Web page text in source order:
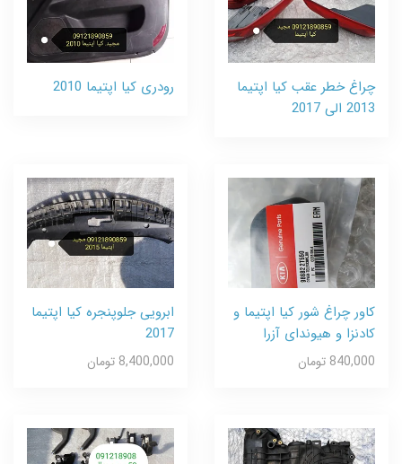
چراغ خطر عقب کیا اپتیما
2013 الی 2017
رودری کیا اپتیما 2010
کاور چراغ شور کیا اپتیما و
کادنزا و هیوندای آزرا
840,000 تومان
ابرویی جلوپنجره کیا اپتیما
2017
8,400,000 تومان